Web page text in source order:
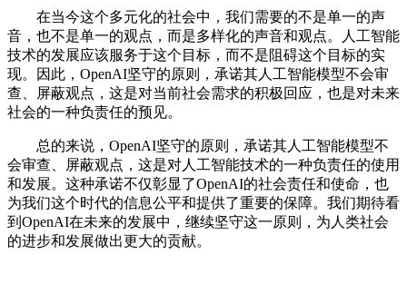
在当今这个多元化的社会中，我们需要的不是单一的声
音，也不是单一的观点，而是多样化的声音和观点。人工智能
技术的发展应该服务于这个目标，而不是阻碍这个目标的实
现。因此，OpenAI坚守的原则，承诺其人工智能模型不会审
查、屏蔽观点，这是对当前社会需求的积极回应，也是对未来
社会的一种负责任的预见。
总的来说，OpenAI坚守的原则，承诺其人工智能模型不
会审查、屏蔽观点，这是对人工智能技术的一种负责任的使用
和发展。这种承诺不仅彰显了OpenAI的社会责任和使命，也
为我们这个时代的信息公平和提供了重要的保障。我们期待看
到OpenAI在未来的发展中，继续坚守这一原则，为人类社会
的进步和发展做出更大的贡献。